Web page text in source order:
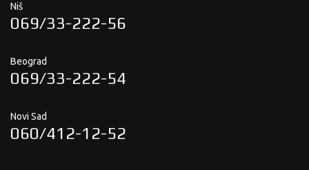
Niš
069/33-222-56
Beograd
069/33-222-54
Novi Sad
060/412-12-52